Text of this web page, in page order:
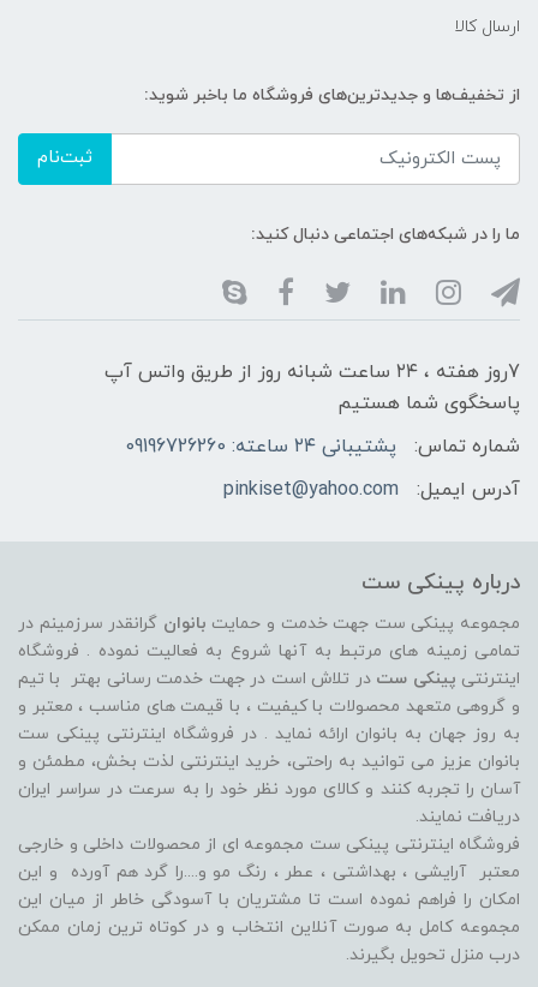
ارسال کالا
از تخفیف‌ها و جدیدترین‌های فروشگاه ما باخبر شوید:
ثبت‌نام
ما را در شبکه‌های اجتماعی دنبال کنید:
7روز هفته ، ۲۴ ساعت شبانه‌ روز از طریق واتس آپ
پاسخگوی شما هستیم
شماره تماس:
پشتیبانی ۲۴ ساعته: 09196726260
آدرس ایمیل:
pinkiset@yahoo.com
درباره پینکی ست
مجموعه پینکی ست جهت خدمت و حمایت بانوان گرانقدر سرزمینم در
تمامی زمینه های مرتبط به آنها شروع به فعالیت نموده . فروشگاه
اینترنتی پینکی ست در تلاش است در جهت خدمت رسانی بهتر با تیم
و گروهی متعهد محصولات با کیفیت ، با قیمت های مناسب ، معتبر و
به روز جهان به بانوان ارائه نماید . در فروشگاه اینترنتی پینکی ست
بانوان عزیز می توانيد به راحتی، خرید اینترنتی لذت بخش، مطمئن و
آسان را تجربه کنند و کالای مورد نظر خود را به سرعت در سراسر ایران
دریافت نمایند.
فروشگاه اینترنتی پینکی ست مجموعه ای از محصولات داخلی و خارجی
معتبر آرایشی ، بهداشتی ، عطر ، رنگ مو و....را گرد هم آورده و اين
امکان را فراهم نموده است تا مشتريان با آسودگی خاطر از ميان اين
مجموعه کامل به صورت آنلاين انتخاب و در کوتاه ترين زمان ممکن
درب منزل تحویل بگیرند.